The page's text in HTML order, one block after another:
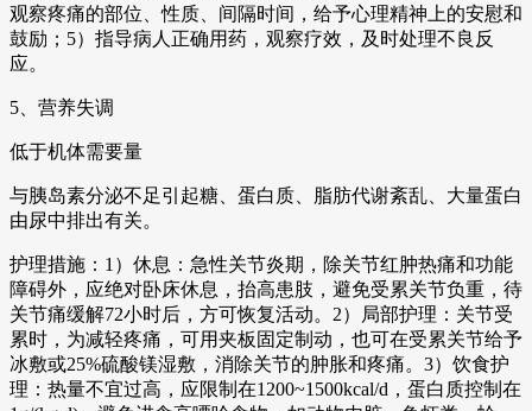
观察疼痛的部位、性质、间隔时间，给予心理精神上的安慰和
鼓励；5）指导病人正确用药，观察疗效，及时处理不良反
应。
5、营养失调
低于机体需要量
与胰岛素分泌不足引起糖、蛋白质、脂肪代谢紊乱、大量蛋白
由尿中排出有关。
护理措施：1）休息：急性关节炎期，除关节红肿热痛和功能
障碍外，应绝对卧床休息，抬高患肢，避免受累关节负重，待
关节痛缓解72小时后，方可恢复活动。2）局部护理：关节受
累时，为减轻疼痛，可用夹板固定制动，也可在受累关节给予
冰敷或25%硫酸镁湿敷，消除关节的肿胀和疼痛。3）饮食护
理：热量不宜过高，应限制在1200~1500kcal/d，蛋白质控制在